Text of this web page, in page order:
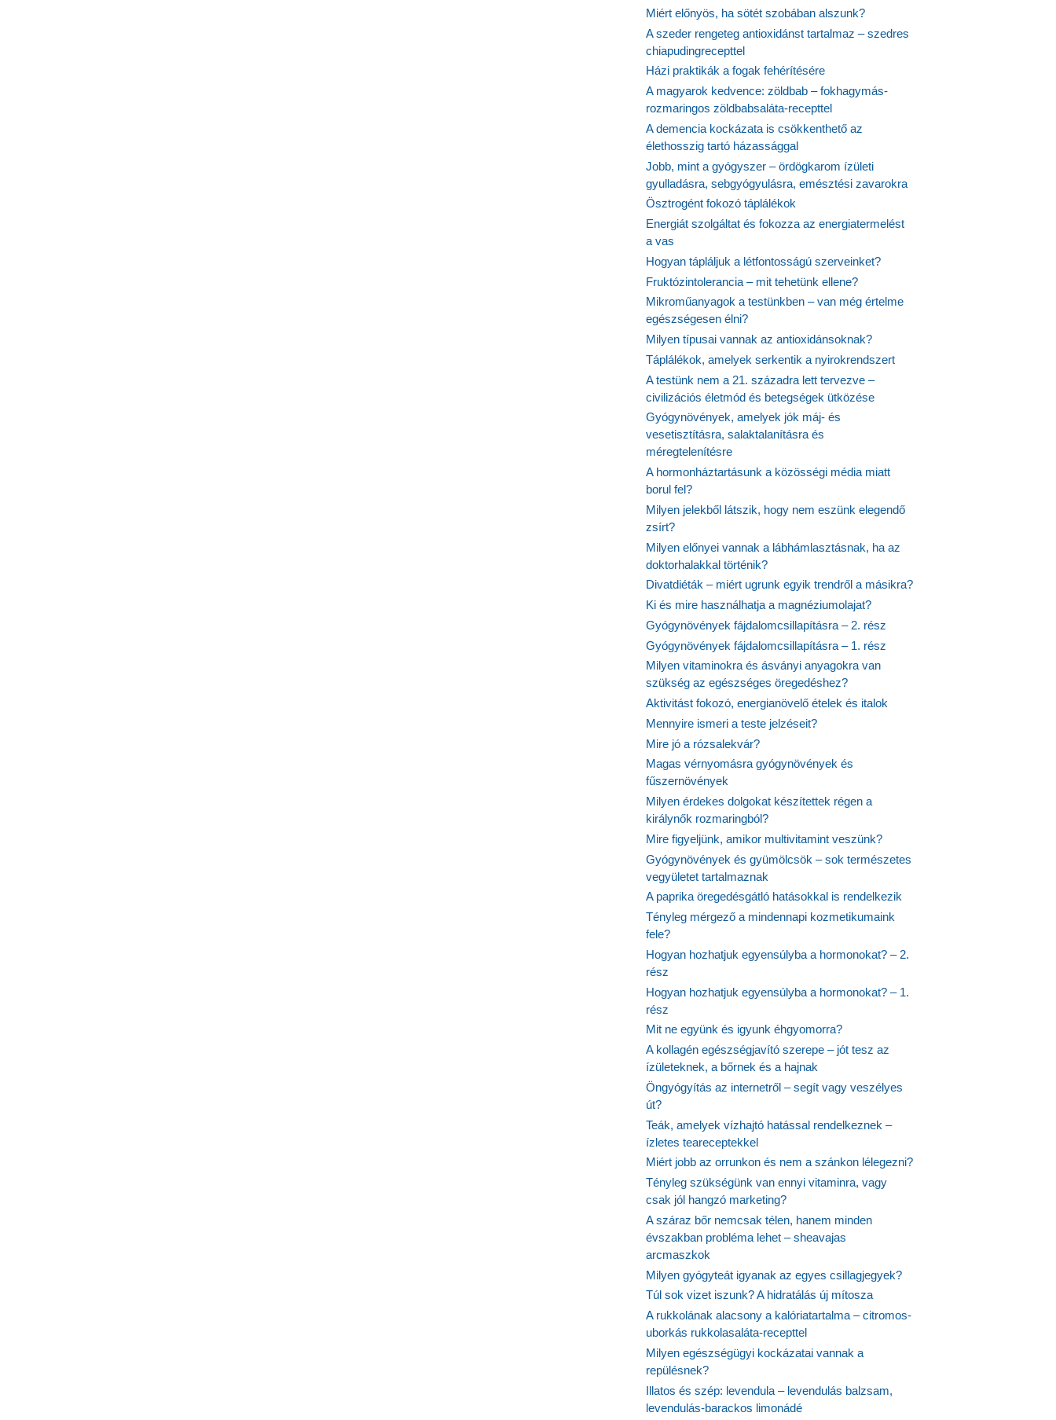
Miért előnyös, ha sötét szobában alszunk?
A szeder rengeteg antioxidánst tartalmaz – szedres
chiapudingrecepttel
Házi praktikák a fogak fehérítésére
A magyarok kedvence: zöldbab – fokhagymás-
rozmaringos zöldbabsaláta-recepttel
A demencia kockázata is csökkenthető az
élethosszig tartó házassággal
Jobb, mint a gyógyszer – ördögkarom ízületi
gyulladásra, sebgyógyulásra, emésztési zavarokra
Ösztrogént fokozó táplálékok
Energiát szolgáltat és fokozza az energiatermelést
a vas
Hogyan tápláljuk a létfontosságú szerveinket?
Fruktózintolerancia – mit tehetünk ellene?
Mikroműanyagok a testünkben – van még értelme
egészségesen élni?
Milyen típusai vannak az antioxidánsoknak?
Táplálékok, amelyek serkentik a nyirokrendszert
A testünk nem a 21. századra lett tervezve –
civilizációs életmód és betegségek ütközése
Gyógynövények, amelyek jók máj- és
vesetisztításra, salaktalanításra és
méregtelenítésre
A hormonháztartásunk a közösségi média miatt
borul fel?
Milyen jelekből látszik, hogy nem eszünk elegendő
zsírt?
Milyen előnyei vannak a lábhámlasztásnak, ha az
doktorhalakkal történik?
Divatdiéták – miért ugrunk egyik trendről a másikra?
Ki és mire használhatja a magnéziumolajat?
Gyógynövények fájdalomcsillapításra – 2. rész
Gyógynövények fájdalomcsillapításra – 1. rész
Milyen vitaminokra és ásványi anyagokra van
szükség az egészséges öregedéshez?
Aktivitást fokozó, energianövelő ételek és italok
Mennyire ismeri a teste jelzéseit?
Mire jó a rózsalekvár?
Magas vérnyomásra gyógynövények és
fűszernövények
Milyen érdekes dolgokat készítettek régen a
királynők rozmaringból?
Mire figyeljünk, amikor multivitamint veszünk?
Gyógynövények és gyümölcsök – sok természetes
vegyületet tartalmaznak
A paprika öregedésgátló hatásokkal is rendelkezik
Tényleg mérgező a mindennapi kozmetikumaink
fele?
Hogyan hozhatjuk egyensúlyba a hormonokat? – 2.
rész
Hogyan hozhatjuk egyensúlyba a hormonokat? – 1.
rész
Mit ne együnk és igyunk éhgyomorra?
A kollagén egészségjavító szerepe – jót tesz az
ízületeknek, a bőrnek és a hajnak
Öngyógyítás az internetről – segít vagy veszélyes
út?
Teák, amelyek vízhajtó hatással rendelkeznek –
ízletes teareceptekkel
Miért jobb az orrunkon és nem a szánkon lélegezni?
Tényleg szükségünk van ennyi vitaminra, vagy
csak jól hangzó marketing?
A száraz bőr nemcsak télen, hanem minden
évszakban probléma lehet – sheavajas
arcmaszkok
Milyen gyógyteát igyanak az egyes csillagjegyek?
Túl sok vizet iszunk? A hidratálás új mítosza
A rukkolának alacsony a kalóriatartalma – citromos-
uborkás rukkolasaláta-recepttel
Milyen egészségügyi kockázatai vannak a
repülésnek?
Illatos és szép: levendula – levendulás balzsam,
levendulás-barackos limonádé